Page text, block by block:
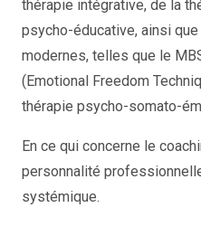
thérapie intégrative, de la
psycho-éducative, ainsi
modernes, telles que le
(Emotional Freedom
thérapie psycho-somato-
En ce qui concerne le
personnalité
systémique.